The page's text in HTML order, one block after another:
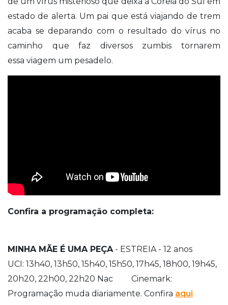
estado de alerta. Um pai que está viajando de trem
acaba se deparando com o resultado do vírus no
caminho que faz diversos zumbis tornarem
essa viagem um pesadelo.
Confira a programação completa:
MINHA MÃE É UMA PEÇA- ESTREIA - 12 anos
UCI: 13h40, 13h50, 15h40, 15h50, 17h45, 18h00, 19h45,
20h20, 22h00, 22h20 Nac Cinemark:
Programação muda diariamente. Confira aqui